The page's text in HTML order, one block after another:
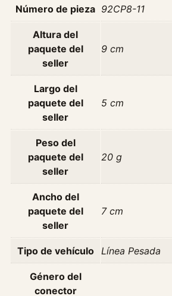
1
e
A
Número de pieza 92CP8-11
Altura del
paquete del
seller
9 cm
Largo del
paquete del
seller
5 cm
Peso del
paquete del
seller
20 g
Ancho del
paquete del
seller
7 cm
Tipo de vehículo Línea Pesada
Género del
conector